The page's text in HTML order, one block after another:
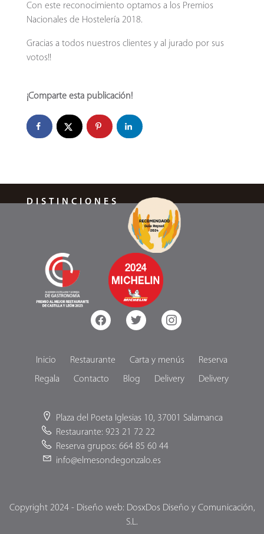
Con este reconocimiento optamos a los Premios
Nacionales de Hostelería 2018.
Gracias a todos nuestros clientes y al jurado por sus
votos!!
¡Comparte esta publicación!
DISTINCIONES
facebook twitter instagram
Inicio Restaurante Carta y menús
Reserva
Regala
Contacto Blog Delivery Delivery
Plaza del Poeta Iglesias 10, 37001 Salamanca
Restaurante: 923 21 72 22
Reserva grupos: 664 85 60 44
info@elmesondegonzalo.es
Copyright 2024 - Diseño web: DosxDos Diseño y Comunicación,
S.L.